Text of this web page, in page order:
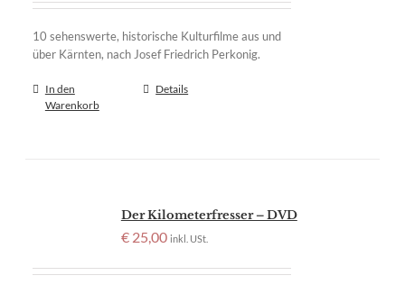
10 sehenswerte, historische Kulturfilme aus und
über Kärnten, nach Josef Friedrich Perkonig.
In den
Warenkorb
Details
Der Kilometerfresser – DVD
€25,00 inkl. USt.